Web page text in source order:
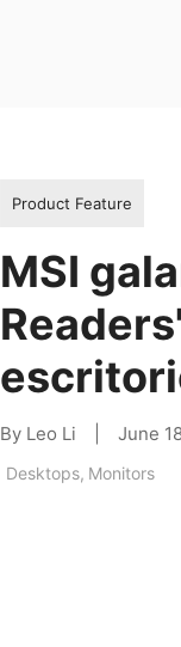
Product Feature
MSI
By Leo Li June
Desktops, Monitors